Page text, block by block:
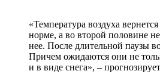
«Температура воздуха
норме, а во второй половине
нее. После длительной паузы
Причем ожидаются они не
и в виде снега», –